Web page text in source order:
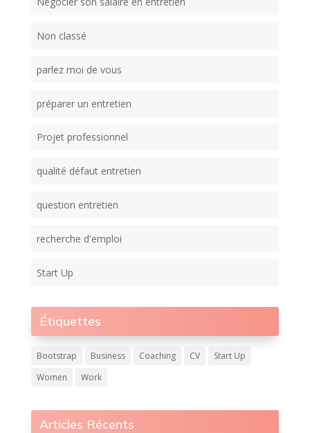
Non classé
parlez moi de vous
préparer un entretien
Projet professionnel
qualité défaut entretien
question entretien
recherche d'emploi
Start Up
Étiquettes
Bootstrap Business Coaching CV
Start Up
Women
Work
Articles Récents